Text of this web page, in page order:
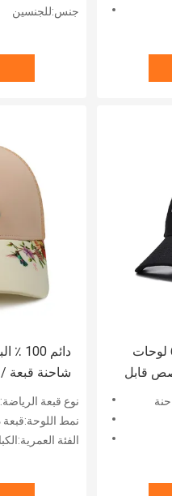
جنس:للجنسين
شاحنة قبعة
البيسبول
نوع قبعة الرياضة:مخصص جنوب أفريقيا بلد رفيعة
نمط اللوحة:قبعة ذات 6 لوحات
الفئة
58CM الكبار سائق شاحنة 6 لوحات
قابل